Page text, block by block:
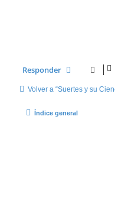
Responder
Volver a “Suertes y su
Índice general